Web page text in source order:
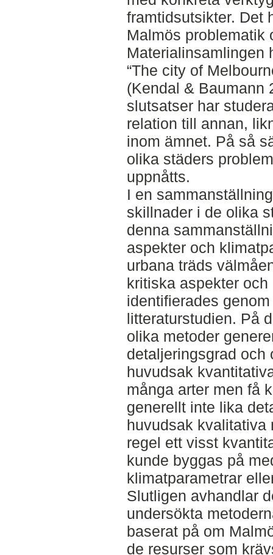
framtidsutsikter. Det
Malmös problematik
Materialinsamlingen
“The city of
(Kendal & Baumann
slutsatser har
relation till annan,
inom ämnet. På så
olika städers
uppnåtts.
I en
skillnader i de olika
denna
aspekter och
urbana träds
kritiska aspekter
identifierades
litteraturstudien. På
olika metoder
detaljeringsgrad och
huvudsak
många arter men få
generellt inte lika
huvudsak kvalitativa
regel ett visst
kunde byggas på
klimatparametrar
Slutligen avhandlar
undersökta
baserat på om
de resurser som